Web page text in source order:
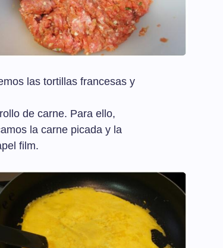
las tortillas francesas y
de carne. Para ello,
la carne picada y la
film.